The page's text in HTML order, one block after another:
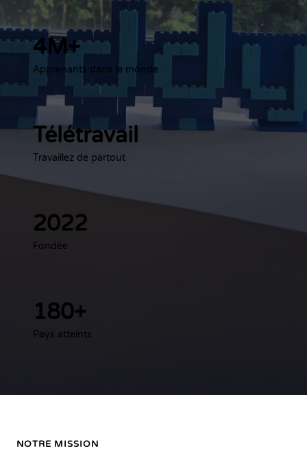
4M+
Apprenants dans le monde
Télétravail
Travaillez de partout
2022
Fondée
180+
Pays atteints
NOTRE MISSION